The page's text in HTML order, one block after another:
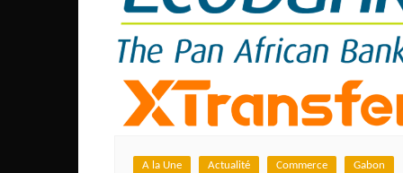
Centrafrique
Comores
Djibouti
A la Une Actualité Commerce Gabon